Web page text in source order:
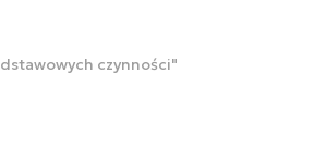
czynności"